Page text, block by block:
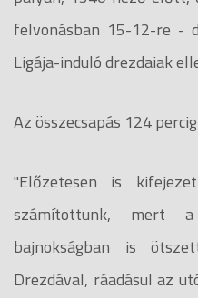
felvonásban 15-12-re -
Ligája-induló drezdaiak
Az összecsapás 124
"Előzetesen is
számítottunk, mert
bajnokságban is
Drezdával, ráadásul az